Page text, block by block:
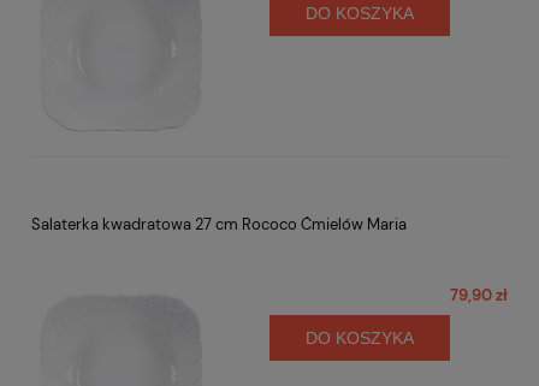
DO KOSZYKA
Salaterka kwadratowa 27 cm Rococo Ćmielów Maria
79,90 zł
DO KOSZYKA